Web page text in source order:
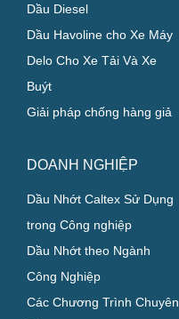
Dầu Diesel
Dầu Havoline cho Xe Máy
Delo Cho Xe Tải Và Xe
Buýt
Giải pháp chống hàng giả
DOANH NGHIỆP
Dầu Nhớt Caltex Sử Dụng
trong Công nghiệp
Dầu Nhớt theo Ngành
Công Nghiệp
Các Chương Trình Chuyên